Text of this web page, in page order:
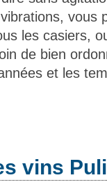
vous
les casiers,
de bien
et les
vins